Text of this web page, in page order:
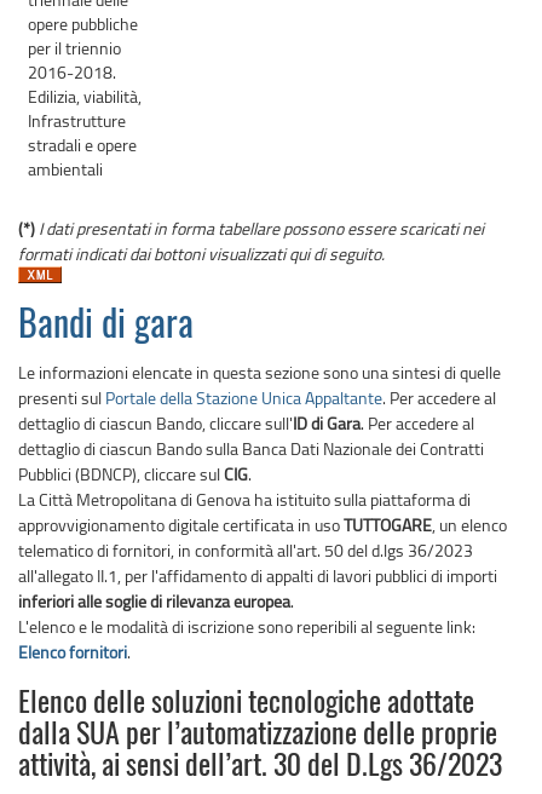
opere pubbliche
per il triennio
2016-2018.
Edilizia, viabilità,
Infrastrutture
stradali e opere
ambientali
(*) I dati presentati in forma tabellare possono essere scaricati nei
formati indicati dai bottoni visualizzati qui di seguito.
Bandi di gara
Le informazioni elencate in questa sezione sono una sintesi di quelle
presenti sul Portale della Stazione Unica Appaltante. Per accedere al
dettaglio di ciascun Bando, cliccare sull'ID di Gara. Per accedere al
dettaglio di ciascun Bando sulla Banca Dati Nazionale dei Contratti
Pubblici (BDNCP), cliccare sulCIG.
La Città Metropolitana di Genova ha istituito sulla piattaforma di
approvvigionamento digitale certificata in usoTUTTOGARE , un elenco
telematico di fornitori, in conformità all'art. 50 del d.lgs 36/2023
all'allegato II.1, per l'affidamento di appalti di lavori pubblici di importi
inferiori alle soglie di rilevanza europea.
L'elenco e le modalità di iscrizione sono reperibili al seguente link:
Elenco fornitori.
Elenco delle soluzioni tecnologiche adottate
dalla SUA per l’automatizzazione delle proprie
attività, ai sensi dell’art. 30 del D.Lgs 36/2023